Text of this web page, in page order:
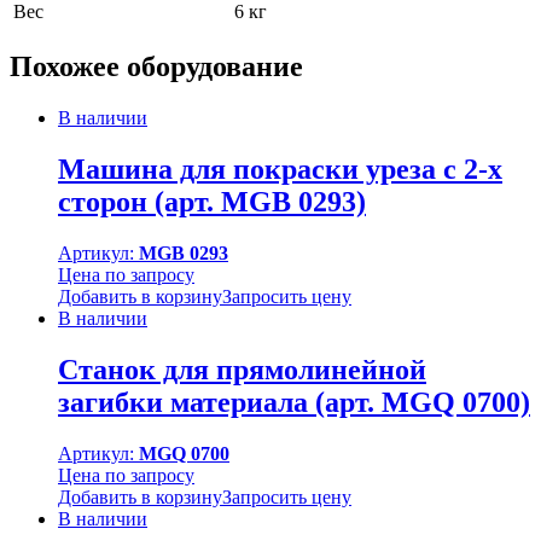
Вес
6 кг
Похожее оборудование
В наличии
Машина для покраски уреза с 2-х
сторон (арт. MGB 0293)
Артикул: MGB 0293
Цена по запросу
Добавить в корзинуЗапросить цену
В наличии
Станок для прямолинейной
загибки материала (арт. MGQ 0700)
Артикул: MGQ 0700
Цена по запросу
Добавить в корзинуЗапросить цену
В наличии